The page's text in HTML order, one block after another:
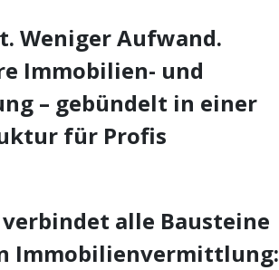
Weniger Aufwand.
Immobilien- und
– gebündelt in einer
für Profis
alle Bausteine
Immobilienvermittlung: